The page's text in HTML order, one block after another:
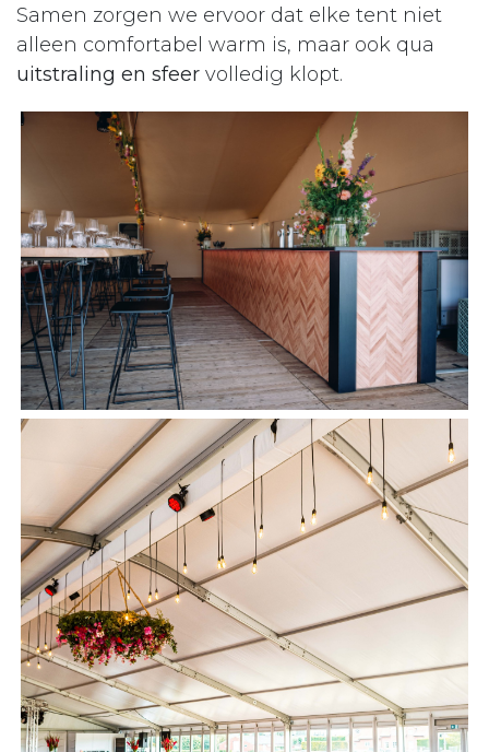
Samen zorgen we ervoor dat elke tent niet
alleen comfortabel warm is, maar ook qua
uitstraling en sfeer volledig klopt.